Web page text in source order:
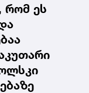
რომ ეს